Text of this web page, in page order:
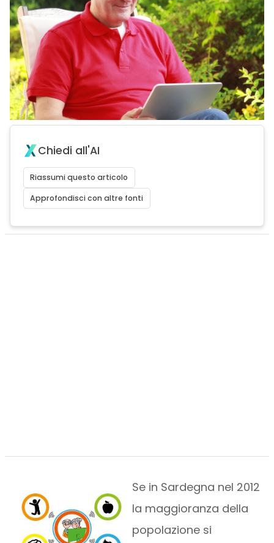
Chiedi all'AI
Riassumi questo articolo
Approfondisci con altre fonti
Se in Sardegna nel 2012
la maggioranza della
popolazione si